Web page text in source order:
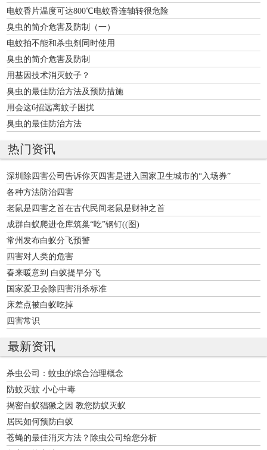
电蚊香片温度可达800℃电蚊香连轴转很危险
臭虫的简介危害及防制（一）
电蚊拍不能和杀虫剂同时使用
臭虫的简介危害及防制
用基因技术消灭蚊子？
臭虫的最佳防治方法及预防措施
用会这6招远离蚊子困扰
臭虫的最佳防治方法
热门资讯
深圳除四害公司告诉你灭四害是进入国家卫生城市的“入场券”
各种方法防治四害
老鼠是四害之首在古代民间老鼠是财神之首
成群白蚁爬进仓库筑巢“吃”钢钉((图)
常州发布白蚁分飞预警
四害对人类的危害
春来暖意到 白蚁提早分飞
国家爱卫会除四害消杀标准
床差点被白蚁吃掉
四害常识
最新资讯
杀虫公司：蚊虫的综合治理概念
防蚊灭蚊 小心中毒
揭密白蚁猖獗之因 教您防蚁灭蚁
居民如何预防白蚁
苍蝇的最佳消灭方法？除虫公司给您分析